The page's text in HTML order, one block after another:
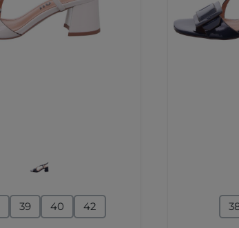
auswählen
39 40 42 Größe